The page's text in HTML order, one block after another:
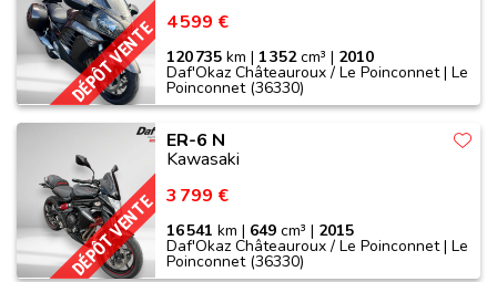
DÉPÔT VENTE 4 599 €
120 735 km | 1 352cm³ | 2010
Daf'Okaz Châteauroux / Le Poinconnet | Le
Poinconnet (36330)
DÉPÔT VENTE
ER-6 N
Kawasaki
3 799 €
16 541 km | 649 cm³ | 2015
Daf'Okaz Châteauroux / Le Poinconnet | Le
Poinconnet (36330)